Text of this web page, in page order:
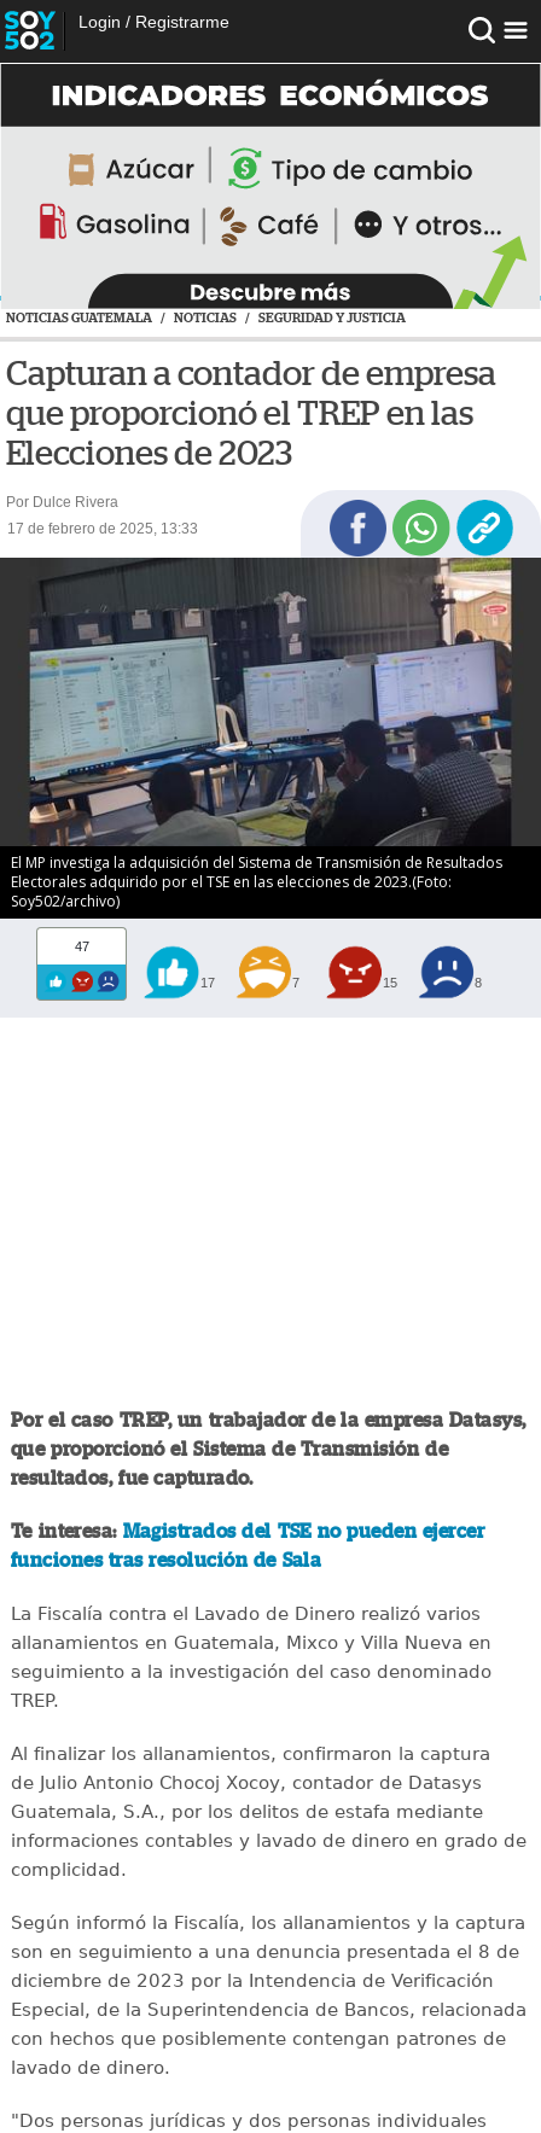
Login / Registrarme
NOTICIAS GUATEMALA / NOTICIAS / SEGURIDAD Y JUSTICIA
Capturan a contador de empresa
que proporcionó el TREP en las
Elecciones de 2023
Por Dulce Rivera
17 de febrero de 2025, 13:33
El MP investiga la adquisición del Sistema de Transmisión de Resultados
Electorales adquirido por el TSE en las elecciones de 2023.(Foto:
Soy502/archivo)
47
17 7 15 8
Por el caso TREP, un trabajador de la empresa Datasys,
que proporcionó el Sistema de Transmisión de
resultados, fue capturado.
Te interesa: Magistrados del TSE no pueden ejercer
funciones tras resolución de Sala
La Fiscalía contra el Lavado de Dinero realizó varios
allanamientos en Guatemala, Mixco y Villa Nueva en
seguimiento a la investigación del caso denominado
TREP.
Al finalizar los allanamientos, confirmaron la captura
de Julio Antonio Chocoj Xocoy, contador de Datasys
Guatemala, S.A., por los delitos de estafa mediante
informaciones contables y lavado de dinero en grado de
complicidad.
Según informó la Fiscalía, los allanamientos y la captura
son en seguimiento a una denuncia presentada el 8 de
diciembre de 2023 por la Intendencia de Verificación
Especial, de la Superintendencia de Bancos, relacionada
con hechos que posiblemente contengan patrones de
lavado de dinero.
"Dos personas jurídicas y dos personas individuales